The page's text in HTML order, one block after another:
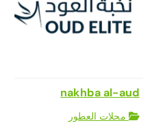
nakhba al-aud
محلات العطور